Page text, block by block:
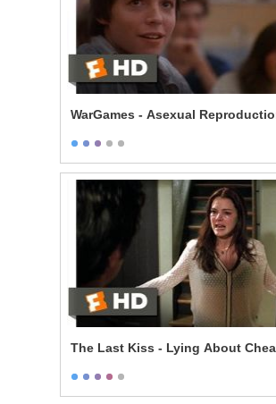
WarGames - Asexual
The Last Kiss - Lying About